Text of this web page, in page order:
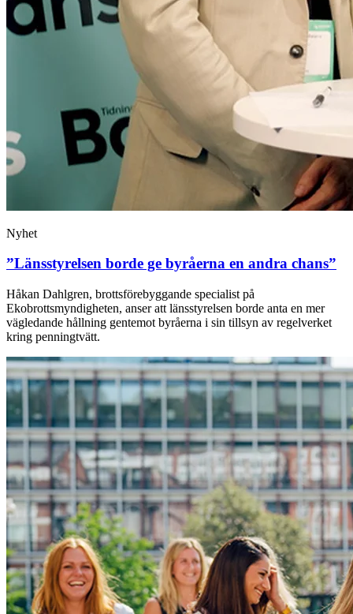
Nyhet
”Länsstyrelsen borde ge byråerna en andra chans”
Håkan Dahlgren, brottsförebyggande specialist på
Ekobrottsmyndigheten, anser att länsstyrelsen borde anta en mer
vägledande hållning gentemot byråerna i sin tillsyn av regelverket
kring penningtvätt.